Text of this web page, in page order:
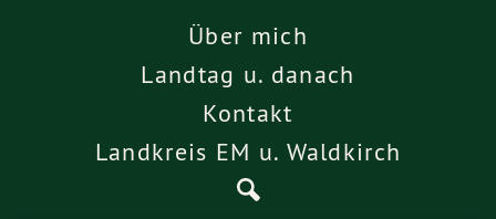
Über mich
Landtag u. danach
Kontakt
Landkreis EM u. Waldkirch